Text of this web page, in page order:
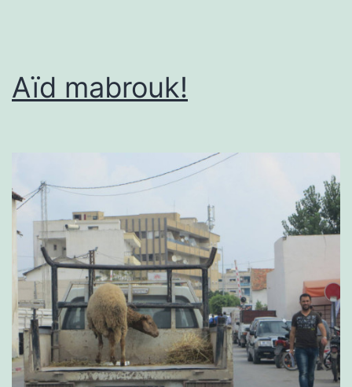
Aïd mabrouk!